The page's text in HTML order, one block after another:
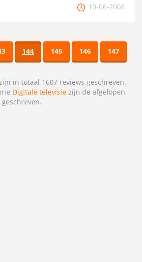
10-06-2008
144 145 146 147
in totaal 1607 reviews geschreven.
Digitale televisie zijn de afgelopen